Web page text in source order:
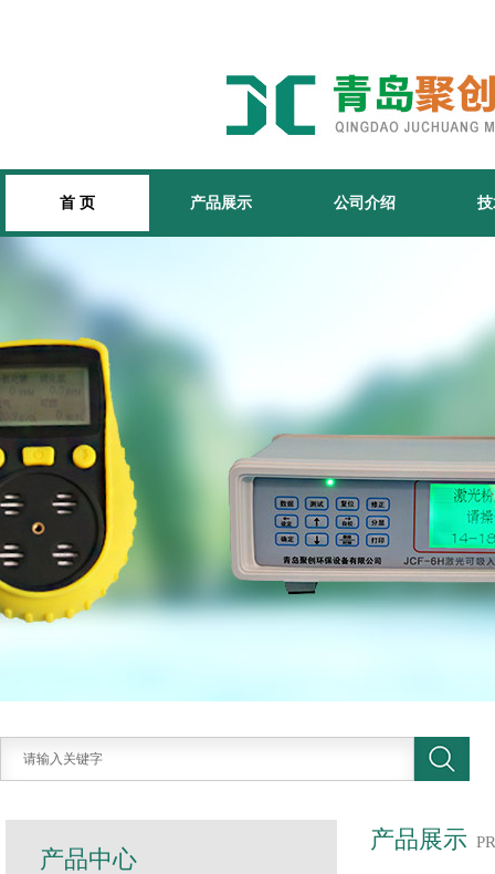
首 页 产品展示 公司介绍
产品展示
产品中心